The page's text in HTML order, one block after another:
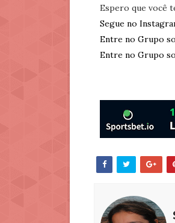
Espero que você
Segue no
Entre no Grupo
Entre no Grupo